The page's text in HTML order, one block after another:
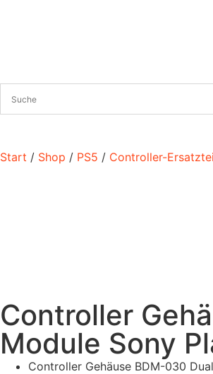
Start / Shop / PS5 / Controller-
Controller
Module Sony
Controller Gehäuse BDM-030